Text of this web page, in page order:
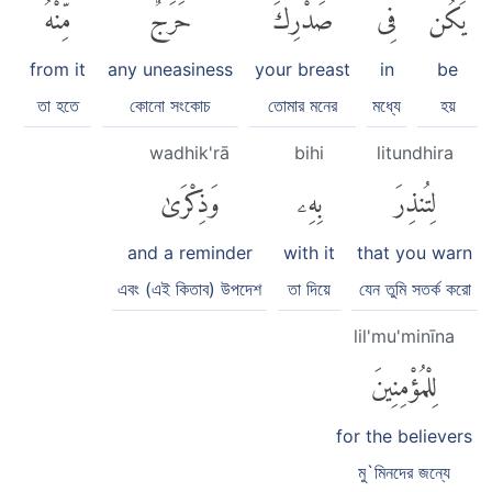
be
হয়
in
মধ্যে
your breast
তোমার মনের
any uneasiness
কোনো সংকোচ
from it
তা হতে
litundhira
لِتُنذِرَ
that you warn
যেন তুমি সতর্ক করো
bihi
بِهِۦ
with it
তা দিয়ে
wadhik'rā
وَذِكْرَىٰ
and a reminder
এবং (এই কিতাব) উপদেশ
lil'mu'minīna
لِلْمُؤْمِنِينَ
for the believers
মু`মিনদের জন্যে